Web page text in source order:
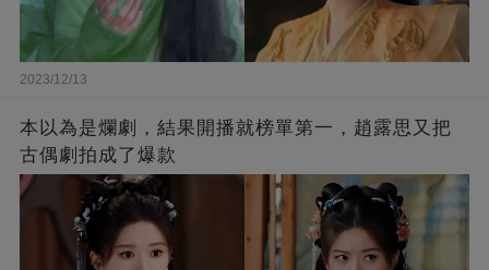
2023/12/13
本以為是爛劇，結果開播就榜單第一，趙露思又把
古偶劇拍成了爆款